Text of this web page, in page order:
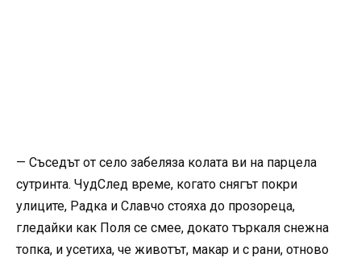
— Съседът от село забеляза колата ви на парцела
сутринта. ЧудСлед време, когато снягът покри
улиците, Радка и Славчо стояха до прозореца,
гледайки как Поля се смее, докато търкаля снежна
топка, и усетиха, че животът, макар и с рани, отново